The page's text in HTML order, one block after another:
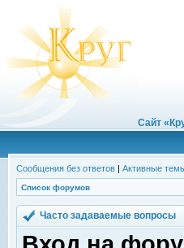
Сайт
Сообщения без ответов | Активные
Список форумов
Часто задаваемые вопросы